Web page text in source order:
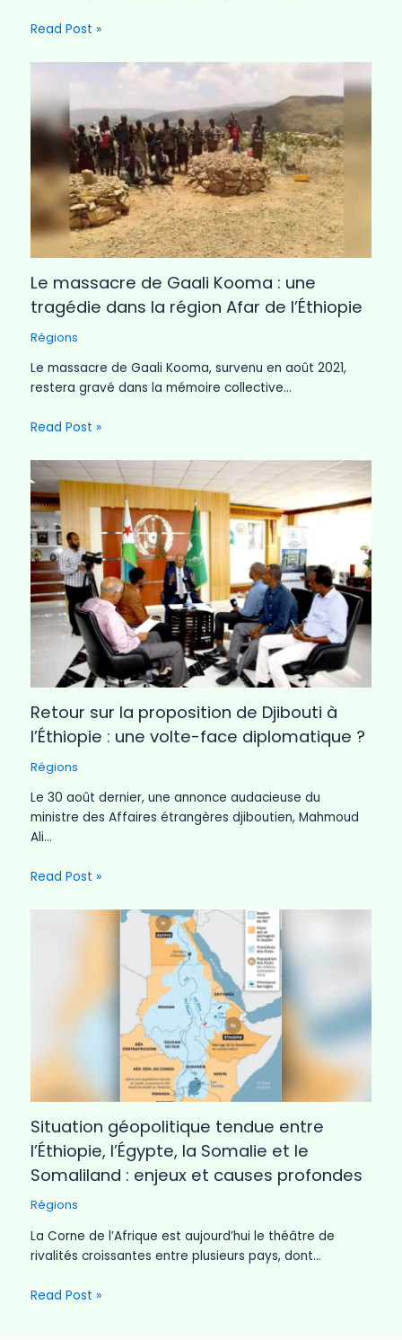
Read Post »
Le massacre de Gaali Kooma : une
tragédie dans la région Afar de l’Éthiopie
Régions
Le massacre de Gaali Kooma, survenu en août 2021,
restera gravé dans la mémoire collective…
Read Post »
Retour sur la proposition de Djibouti à
l’Éthiopie : une volte-face diplomatique ?
Régions
Le 30 août dernier, une annonce audacieuse du
ministre des Affaires étrangères djiboutien, Mahmoud
Ali…
Read Post »
Situation géopolitique tendue entre
l’Éthiopie, l’Égypte, la Somalie et le
Somaliland : enjeux et causes profondes
Régions
La Corne de l’Afrique est aujourd’hui le théâtre de
rivalités croissantes entre plusieurs pays, dont…
Read Post »